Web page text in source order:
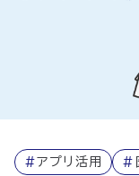
#アプリ活用 #